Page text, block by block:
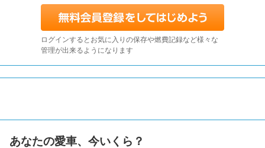
ログインするとお気に入りの保存や燃費記録など様々な
管理が出来るようになります
あなたの愛車、今いくら？